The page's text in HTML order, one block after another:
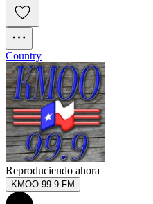
Country
Reproduciendo ahora
KMOO 99.9 FM